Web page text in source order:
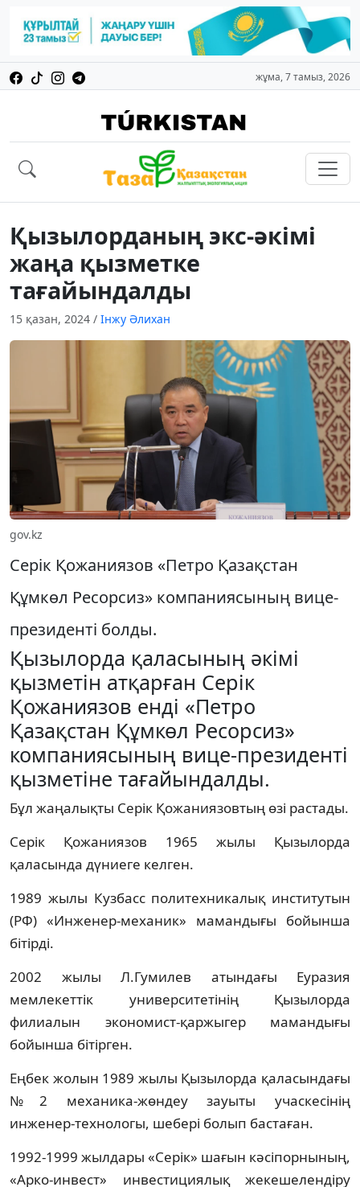
жұма, 7 тамыз, 2026
Қызылорданың экс-әкімі
жаңа қызметке
тағайындалды
15 қазан, 2024 / Інжу Әлихан
gov.kz
Серік Қожаниязов «Петро Қазақстан
Құмкөл Ресорсиз» компаниясының вице-
президенті болды.
Қызылорда қаласының әкімі
қызметін атқарған Серік
Қожаниязов енді «Петро
Қазақстан Құмкөл Ресорсиз»
компаниясының вице-президенті
қызметіне тағайындалды.
Бұл жаңалықты Серік Қожаниязовтың өзі растады.
Серік Қожаниязов 1965 жылы Қызылорда
қаласында дүниеге келген.
1989 жылы Кузбасс политехникалық институтын
(РФ) «Инженер-механик» мамандығы бойынша
бітірді.
2002 жылы Л.Гумилев атындағы Еуразия
мемлекеттік университетінің Қызылорда
филиалын экономист-қаржыгер мамандығы
бойынша бітірген.
Еңбек жолын 1989 жылы Қызылорда қаласындағы
№2 механика-жөндеу зауыты учаскесінің
инженер-технологы, шебері болып бастаған.
1992-1999 жылдары «Серік» шағын кәсіпорнының,
«Арко-инвест» инвестициялық жекешелендіру